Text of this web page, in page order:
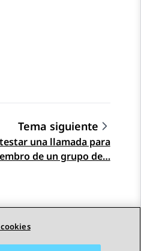
Tema siguiente
una llamada para
de un grupo de…